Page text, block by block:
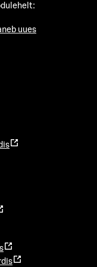
uues